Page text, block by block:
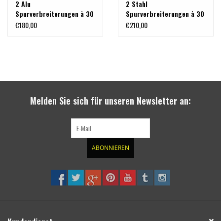
2 Alu
Spurverbreiterungen à 30
mm 5x130 M14x1,5 für
€180,00
2 Stahl
Spurverbreiterungen à 30
mm 5x130 M14x1,5 für
€210,00
Melden Sie sich für unseren Newsletter an:
ABONNIEREN